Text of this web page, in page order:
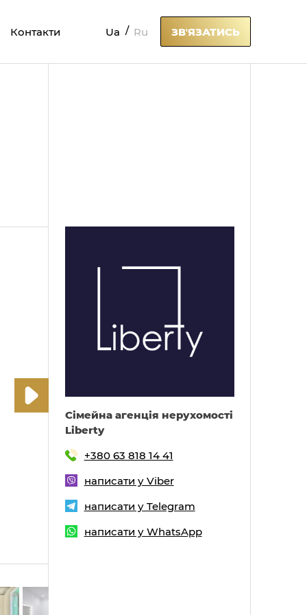
Контакти Ua Ru ЗВʼЯЗАТИСЬ
Cімейна агенція нерухомості
Liberty
+380 63 818 14 41
написати у Viber
написати у Telegram
написати у WhatsApp